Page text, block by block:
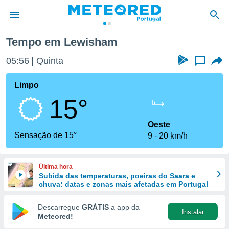
da
foi
fornecidas
a este
das
e
forma
digital
Tempo em Lewisham
05:56 Quinta ...
Limpo
15°
Sensação de 15°
Oeste
9
20 km/h
Última hora
Subida das temperaturas, poeiras do Saara e
chuva: datas e zonas mais afetadas em Portugal
Descarregue GRÁTIS a app da
Meteored!
Instalar